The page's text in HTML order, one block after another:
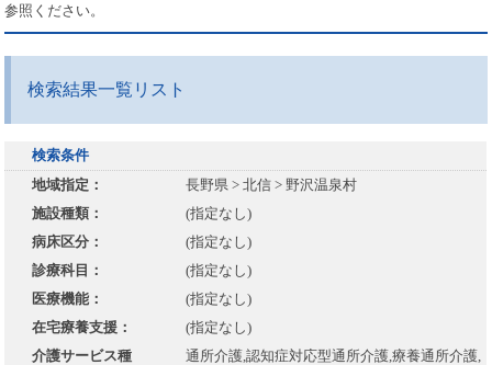
参照ください。
検索結果一覧リスト
検索条件
地域指定：
長野県 > 北信 > 野沢温泉村
施設種類：
(指定なし)
病床区分：
(指定なし)
診療科目：
(指定なし)
医療機能：
(指定なし)
在宅療養支援：
(指定なし)
介護サービス種
通所介護,認知症対応型通所介護,療養通所介護,